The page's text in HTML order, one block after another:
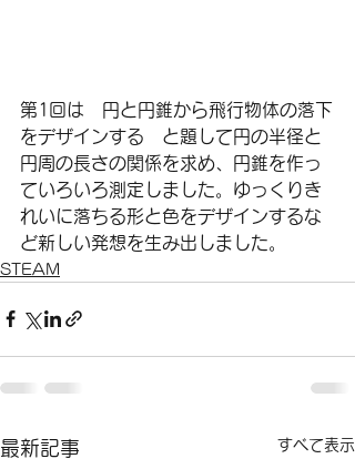
第1回は　円と円錐から飛行物体の落下
をデザインする　と題して円の半径と
円周の長さの関係を求め、円錐を作っ
ていろいろ測定しました。ゆっくりき
れいに落ちる形と色をデザインするな
ど新しい発想を生み出しました。
STEAM
最新記事 すべて表示